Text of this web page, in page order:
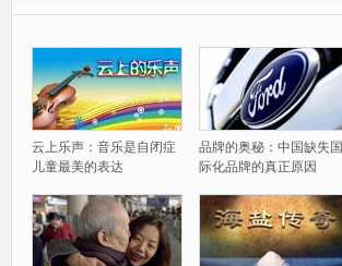
云上乐声：音乐是自闭症
儿童最美的表达
品牌的奥秘：中国缺失国
际化品牌的真正原因